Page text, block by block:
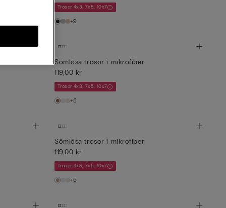
Trosor 4x3, 7x5, 10x7
+9
Sömlösa trosor i mikrofiber
119,00 kr
Trosor 4x3, 7x5, 10x7
+5
Sömlösa trosor i mikrofiber
119,00 kr
Trosor 4x3, 7x5, 10x7
+5